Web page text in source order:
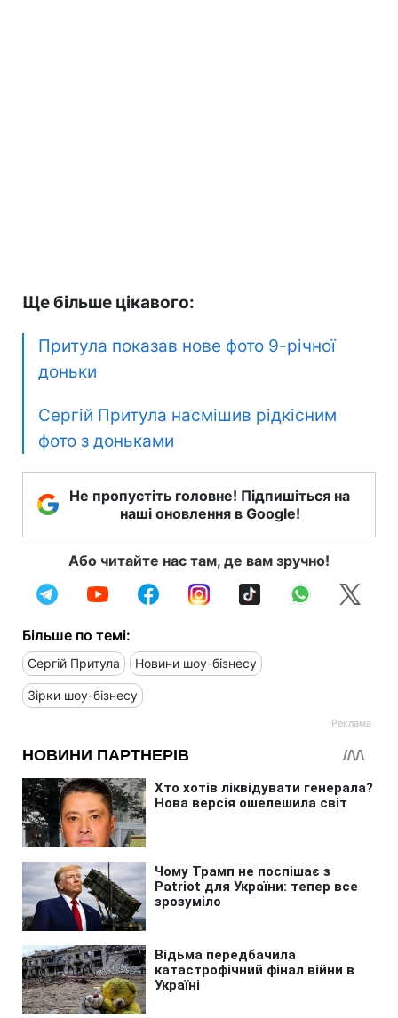
Ще більше цікавого:
Притула показав нове фото 9-річної
доньки
Сергій Притула насмішив рідкісним
фото з доньками
Не пропустіть головне! Підпишіться на
наші оновлення в Google!
Або читайте нас там, де вам зручно!
Більше по темі:
Сергій Притула Новини шоу-бізнесу
Зірки шоу-бізнесу